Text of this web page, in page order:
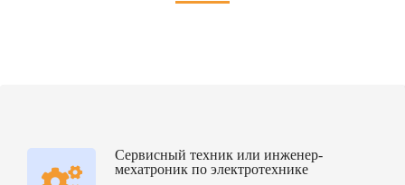
Сервисный техник или инженер-
мехатроник по электротехнике